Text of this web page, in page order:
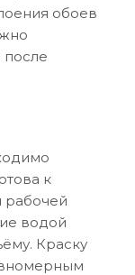
обоев
после
к
рабочей
водой
Краску